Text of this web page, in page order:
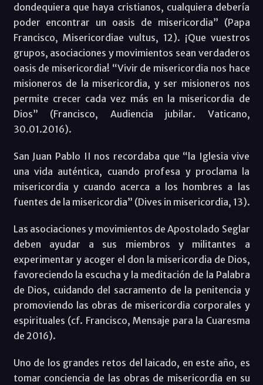
dondequiera que haya cristianos, cualquiera debería
poder encontrar un oasis de misericordia” (Papa
Francisco, Misericordiae vultus, 12). ¡Que vuestros
grupos, asociaciones y movimientos sean verdaderos
oasis de misericordia! “Vivir de misericordia nos hace
misioneros de la misericordia, y ser misioneros nos
permite crecer cada vez más en la misericordia de
Dios” (Francisco, Audiencia jubilar. Vaticano,
30.01.2016).
San Juan Pablo II nos recordaba que “la Iglesia vive
una vida auténtica, cuando profesa y proclama la
misericordia y cuando acerca a los hombres a las
fuentes de la misericordia” (Dives in misericordia, 13).
Las asociaciones y movimientos de Apostolado Seglar
deben ayudar a sus miembros y militantes a
experimentar y acoger el don la misericordia de Dios,
favoreciendo la escucha y la meditación de la Palabra
de Dios, cuidando del sacramento de la penitencia y
promoviendo las obras de misericordia corporales y
espirituales (cf. Francisco, Mensaje para la Cuaresma
de 2016).
Uno de los grandes retos del laicado, en este año, es
tomar conciencia de las obras de misericordia en su